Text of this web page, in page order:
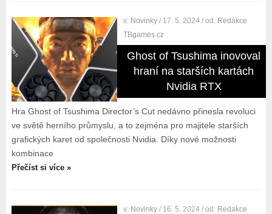
v: Novinky / 17. 5. 2024 / od: Redakce
TBgames.cz
Ghost of Tsushima inovoval
hraní na starších kartách
Nvidia RTX
Hra Ghost of Tsushima Director’s Cut nedávno přinesla revoluci
ve světě herního průmyslu, a to zejména pro majitele starších
grafických karet od společnosti Nvidia. Díky nové možnosti
kombinace
Přečíst si více »
v: Novinky / 16. 5. 2024 / od: Redakce